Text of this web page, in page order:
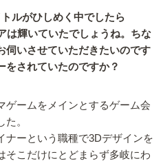
ルがひしめく中でしたら
は輝いていたでしょうね。ちな
伺いさせていただきたいのです
をされていたのですか？
ゲームをメインとするゲーム会
。
ナーという職種で3Dデザインを
そこだけにとどまらず多岐にわ